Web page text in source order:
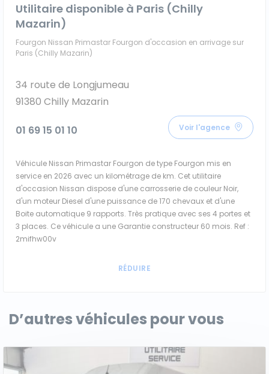
Utilitaire disponible à Paris (Chilly
Mazarin)
Fourgon Nissan Primastar Fourgon d'occasion en arrivage sur
Paris (Chilly Mazarin)
34 route de Longjumeau
91380 Chilly Mazarin
01 69 15 01 10 Voir l'agence
Véhicule Nissan Primastar Fourgon de type Fourgon mis en
service en 2026 avec un kilométrage de km. Cet utilitaire
d'occasion Nissan dispose d'une carrosserie de couleur Noir,
d'un moteur Diesel d'une puissance de 170 chevaux et d'une
Boite automatique 9 rapports. Très pratique avec ses 4 portes et
3 places. Ce véhicule a une Garantie constructeur 60 mois. Ref :
2mifhw00v
D’autres véhicules pour vous